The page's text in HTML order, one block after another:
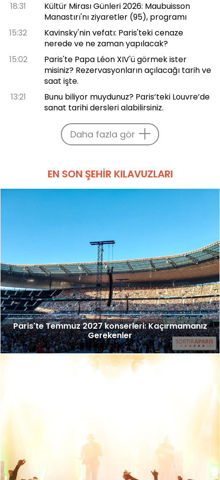
18:31
Kültür Mirası Günleri 2026: Maubuisson
Manastırı'nı ziyaretler (95), programı
15:32
Kavinsky'nin vefatı: Paris'teki cenaze
nerede ve ne zaman yapılacak?
15:02
Paris'te Papa Léon XIV'ü görmek ister
misiniz? Rezervasyonların açılacağı tarih ve
saat işte.
13:21
Bunu biliyor muydunuz? Paris’teki Louvre’de
sanat tarihi dersleri alabilirsiniz.
Daha fazla gör
EN SON ŞEHIR KILAVUZLARI
Paris'te Temmuz 2027 konserleri: Kaçırmamanız
Gerekenler